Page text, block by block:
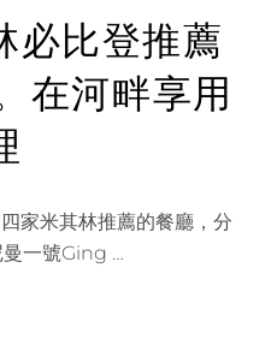
必比登推薦
在河畔享用
家米其林推薦的餐廳，分
一號Ging …